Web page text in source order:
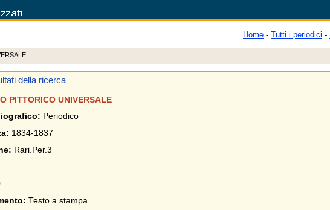
Home - Tutti i periodici -
della ricerca
PITTORICO UNIVERSALE
Periodico
1834-1837
Rari.Per.3
Testo a stampa